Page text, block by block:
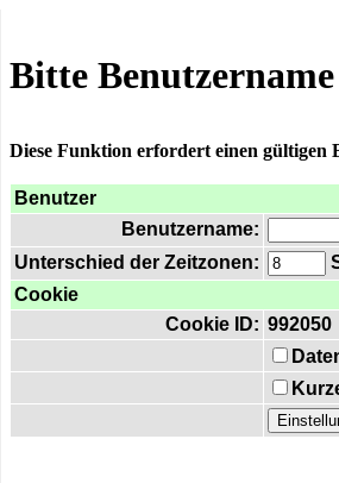
Bitte
Diese Funktion erfordert einen gültigen
Benutzer
Benutzername:
Unterschied der Zeitzonen:
Cookie
Cookie ID: 992050